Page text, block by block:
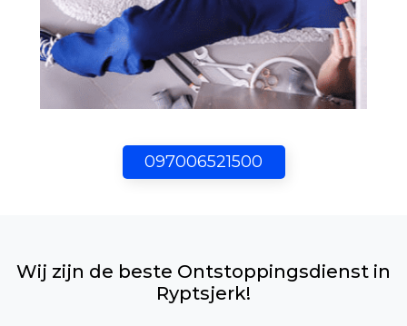
097006521500
Wij zijn de beste Ontstoppingsdienst in
Ryptsjerk!